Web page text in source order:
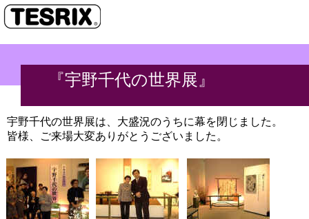
『宇野千代の世界展』
宇野千代の世界展は、大盛況のうちに幕を閉じました。
皆様、ご来場大変ありがとうございました。